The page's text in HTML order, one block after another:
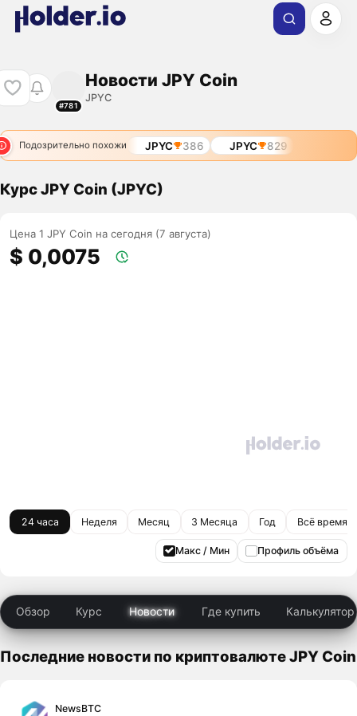
#781
Новости JPY Coin
JPYC
Подозрительно похожи JPYC 386 JPYC 829
Курс JPY Coin (JPYC)
Цена 1 JPY Coin на сегодня (7 августа)
$ 0,0075
24 часа Неделя Месяц 3 Месяца Год Всё время
Макс / Мин Профиль объёма
Обзор Курс Новости Где купить Калькулятор
Последние новости по криптовалюте JPY Coin
NewsBTC